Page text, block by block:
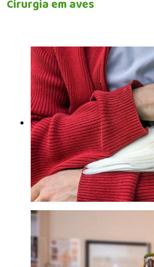
Cirurgia em aves